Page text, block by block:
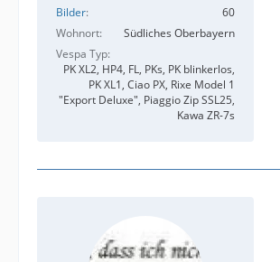
Bilder
60
Wohnort
Südliches Oberbayern
Vespa Typ
PK XL2, HP4, FL, PKs, PK blinkerlos,
PK XL1, Ciao PX, Rixe Model 1
"Export Deluxe", Piaggio Zip SSL25,
Kawa ZR-7s